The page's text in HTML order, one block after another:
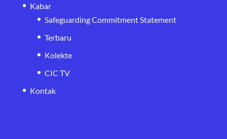
Kabar
Safeguarding Commitment Statement
Terbaru
Kolekte
CIC TV
Kontak